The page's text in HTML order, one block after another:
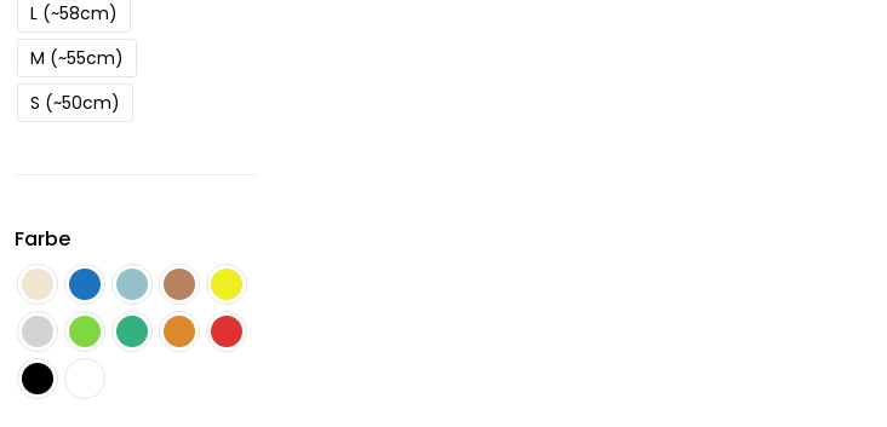
L (~58cm)
M (~55cm)
S (~50cm)
Farbe